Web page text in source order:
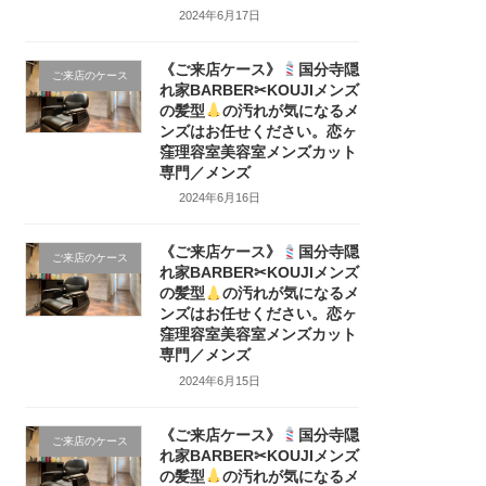
2024年6月17日
ご来店のケース 《ご来店ケース》
国分寺隠
れ家BARBER✂KOUJIメンズ
の髪型
の汚れが気になるメ
ンズはお任せください。恋ヶ
窪理容室美容室メンズカット
専門／メンズ
2024年6月16日
ご来店のケース 《ご来店ケース》
国分寺隠
れ家BARBER✂KOUJIメンズ
の髪型
の汚れが気になるメ
ンズはお任せください。恋ヶ
窪理容室美容室メンズカット
専門／メンズ
2024年6月15日
ご来店のケース 《ご来店ケース》
国分寺隠
れ家BARBER✂KOUJIメンズ
の髪型
の汚れが気になるメ